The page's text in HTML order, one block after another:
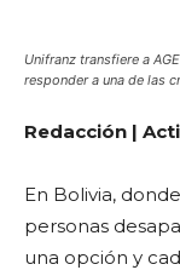
Unifranz transfiere a
responder a una de las
Redacción |
En Bolivia,
personas
una opción y